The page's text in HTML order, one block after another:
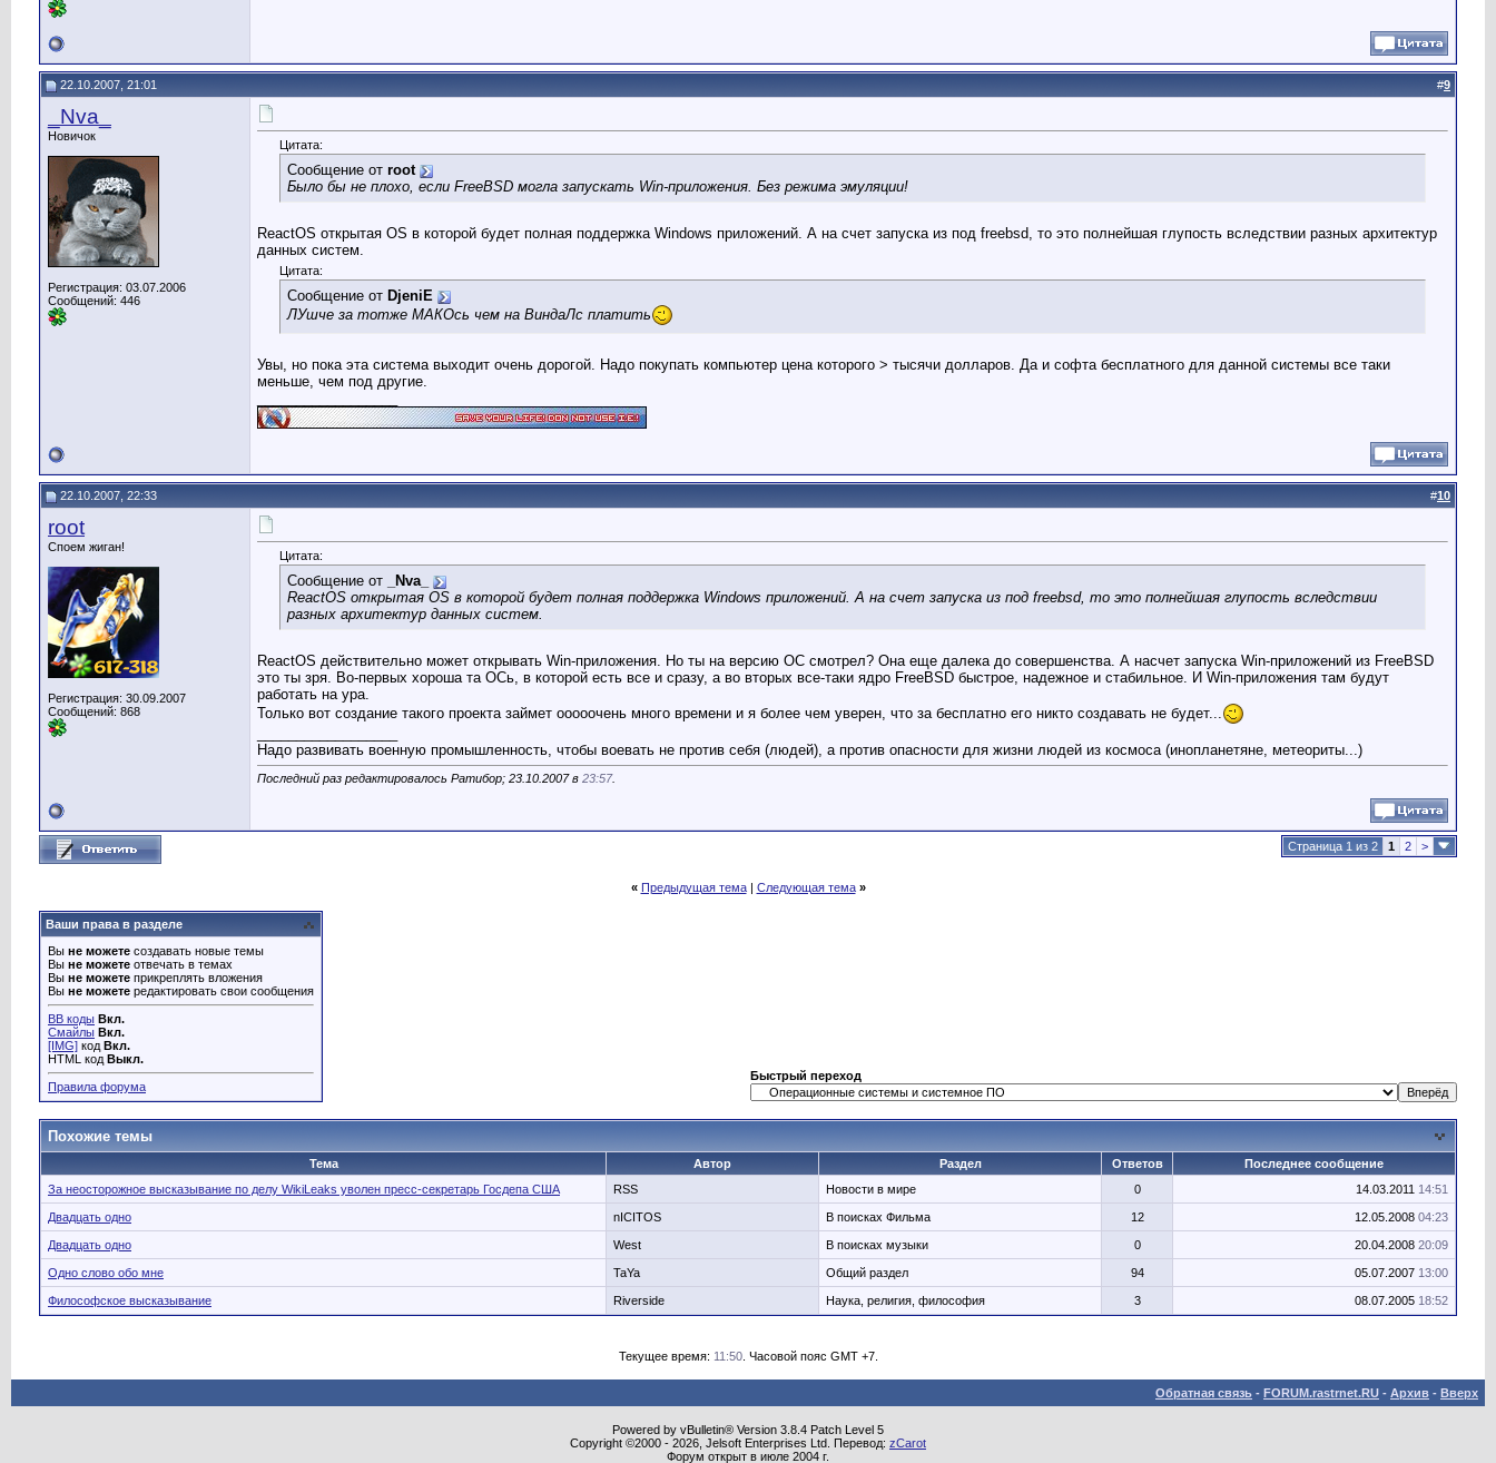
22.10.2007, 21:01 #9
_Nva_
Новичок
Регистрация: 03.07.2006
Сообщений: 446
Цитата:
Сообщение от root
Было бы не плохо, если FreeBSD могла запускать Win-приложения. Без режима эмуляции!
ReactOS открытая OS в которой будет полная поддержка Windows приложений. А на счет запуска из под freebsd, то это полнейшая глупость вследствии разных архитектур
данных систем.
Цитата:
Сообщение от DjeniE
ЛУшче за тотже МАКОсь чем на ВиндаЛс платить
Увы, но пока эта система выходит очень дорогой. Надо покупать компьютер цена которого > тысячи долларов. Да и софта бесплатного для данной системы все таки
меньше, чем под другие.
22.10.2007, 22:33 #10
root
Споем жиган!
Регистрация: 30.09.2007
Сообщений: 868
Цитата:
Сообщение от
_Nva_
ReactOS открытая OS в которой будет полная поддержка Windows приложений. А на счет запуска из под freebsd, то это полнейшая глупость вследствии
разных архитектур данных систем.
ReactOS действительно может открывать Win-приложения. Но ты на версию ОС смотрел? Она еще далека до совершенства. А насчет запуска Win-приложений из FreeBSD
это ты зря. Во-первых хороша та ОСь, в которой есть все и сразу, а во вторых все-таки ядро FreeBSD быстрое, надежное и стабильное. И Win-приложения там будут
работать на ура.
Только вот создание такого проекта займет ооооочень много времени и я более чем уверен, что за бесплатно его никто создавать не будет...
Надо развивать военную промышленность, чтобы воевать не против себя (людей), а против опасности для жизни людей из космоса (инопланетяне, метеориты...)
Последний раз редактировалось Ратибор; 23.10.2007 в 23:57.
Страница 1 из 2 1 2 >
« Предыдущая тема| Следующая тема »
Ваши права в разделе
Вы не можете создавать новые темы
Вы не можете отвечать в темах
Вы не можете прикреплять вложения
Вы не можете редактировать свои сообщения
BB коды Вкл.
Смайлы Вкл.
[IMG] код Вкл.
HTML код Выкл.
Правила форума
Быстрый переход
Похожие темы
Тема Автор Раздел Ответов
Последнее сообщение
За неосторожное высказывание по делу WikiLeaks уволен пресс-секретарь Госдепа США
RSS Новости в мире 0 14.03.2011 14:51
Двадцать одно nICITOS В поисках Фильма 12 12.05.2008 04:23
Двадцать одно West В поисках музыки 0 20.04.2008 20:09
Одно слово обо мне TaYa Общий раздел 94 05.07.2007 13:00
Философское высказывание Riverside Наука, религия, философия 3 08.07.2005 18:52
Текущее время: 11:50. Часовой пояс GMT +7.
Обратная связь - FORUM.rastrnet.RU - Архив - Вверх
Powered by vBulletin® Version 3.8.4 Patch Level 5
Copyright ©2000 - 2026, Jelsoft Enterprises Ltd. Перевод: zCarot
Форум открыт в июле 2004 г.